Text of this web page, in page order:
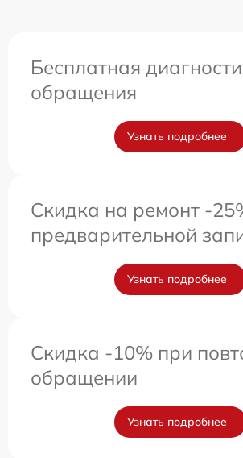
Бесплатная
обращения
Узнать подробнее
Скидка на ремонт -
предварительной
Узнать подробнее
Скидка -10% при
обращении
Узнать подробнее